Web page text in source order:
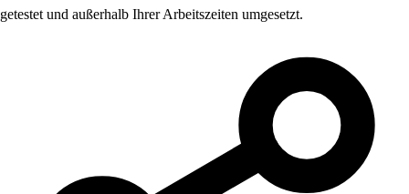
getestet und außerhalb Ihrer Arbeitszeiten umgesetzt.